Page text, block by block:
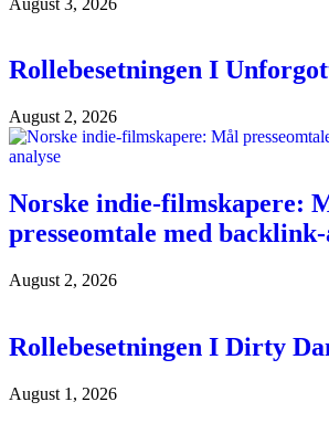
Rollebesetningen I
August 2, 2026
Norske indie-filmskapere:
presseomtale med backlink-
August 2, 2026
Rollebesetningen I Dirty
August 1, 2026